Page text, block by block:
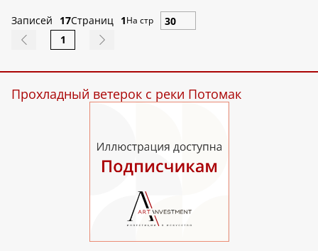
Записей 17Страниц 1На стр
1
Прохладный ветерок с реки Потомак